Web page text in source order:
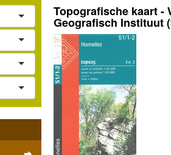
Topografische kaart -
Geografisch Instituut